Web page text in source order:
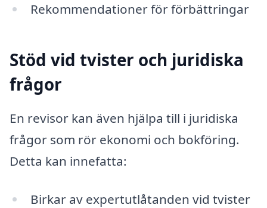
Rekommendationer för förbättringar
Stöd vid tvister och juridiska
frågor
En revisor kan även hjälpa till i juridiska
frågor som rör ekonomi och bokföring.
Detta kan innefatta:
Birkar av expertutlåtanden vid tvister